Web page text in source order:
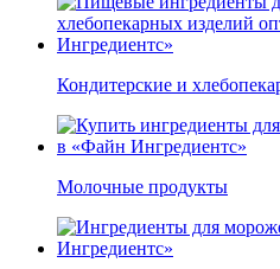
Кондитерские и
Молочные продукты